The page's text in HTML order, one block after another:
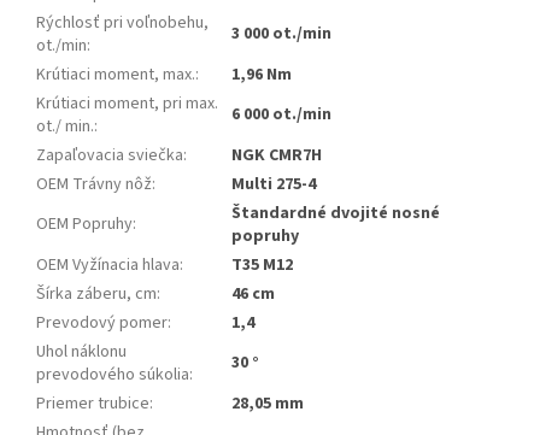
Rýchlosť pri voľnobehu,
ot./min:
3 000 ot./min
Krútiaci moment, max.:
1,96 Nm
Krútiaci moment, pri max.
ot./ min.:
6 000 ot./min
Zapaľovacia sviečka:
NGK CMR7H
OEM Trávny nôž:
Multi 275-4
OEM Popruhy:
Štandardné dvojité nosné
popruhy
OEM Vyžínacia hlava:
T35 M12
Šírka záberu, cm:
46 cm
Prevodový pomer:
1,4
Uhol náklonu
prevodového súkolia:
30 °
Priemer trubice:
28,05 mm